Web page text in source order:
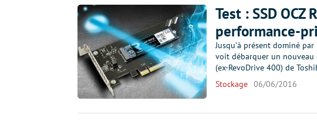
Test : SSD
performance-
Jusqu’à présent dominé
voit débarquer un nouveau
(ex-RevoDrive 400) de
Stockage 06/06/2016